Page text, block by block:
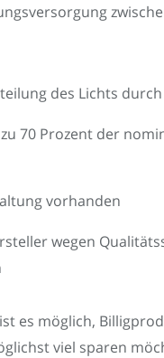
des Lichts
70 Prozent der
vorhanden
wegen
es möglich,
viel sparen